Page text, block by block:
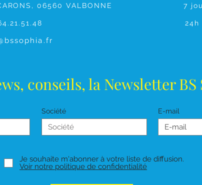
06560 VALBONNE 7
24h
conseils, la Newsletter BS
Société E-mail
Je souhaite m'abonner à votre liste de diffusion.
Voir notre politique de confidentialité